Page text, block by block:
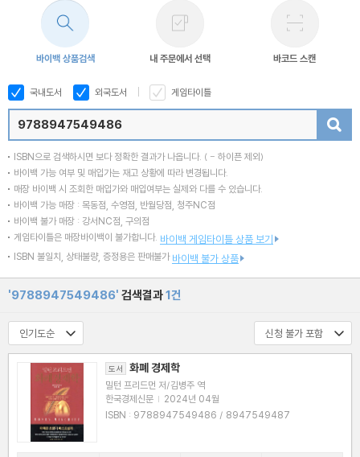
바이백 상품검색 내 주문에서 선택 바코드 스캔
국내도서 외국도서 게임타이틀
ISBN으로 검색하시면 보다 정확한 결과가 나옵니다. ( - 하이픈 제외)
바이백 가능 여부 및 매입가는 재고 상황에 따라 변경됩니다.
매장 바이백 시 조회한 매입가와 매입여부는 실제와 다를 수 있습니다.
바이백 가능 매장 : 목동점, 수영점, 반월당점, 청주NC점
바이백 불가 매장 : 강서NC점, 구의점
게임타이틀은 매장바이백이 불가합니다. 바이백 게임타이틀 상품 보기
ISBN 불일치, 상태불량, 증정용은 판매불가 바이백 불가 상품
'9788947549486' 검색결과1건
도서 화폐 경제학
밀턴 프리드먼 저/김병주 역
한국경제신문 | 2024년 04월
ISBN : 9788947549486 / 8947549487